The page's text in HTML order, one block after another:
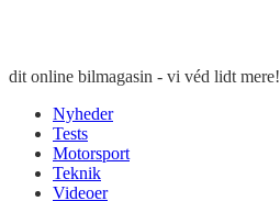
dit online bilmagasin - vi véd lidt mere!
Nyheder
Tests
Motorsport
Teknik
Videoer